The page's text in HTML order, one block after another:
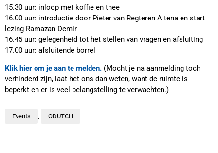
15.30 uur: inloop met koffie en thee
16.00 uur: introductie door Pieter van Regteren Altena en start
lezing Ramazan Demir
16.45 uur: gelegenheid tot het stellen van vragen en afsluiting
17.00 uur: afsluitende borrel
Klik hier om je aan te melden. (Mocht je na aanmelding toch
verhinderd zijn, laat het ons dan weten, want de ruimte is
beperkt en er is veel belangstelling te verwachten.)
Events , ODUTCH